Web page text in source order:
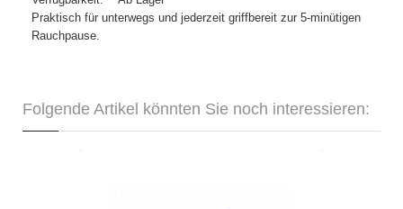
Praktisch für unterwegs und jederzeit griffbereit zur 5-minütigen
Rauchpause.
Folgende Artikel könnten Sie noch interessieren: